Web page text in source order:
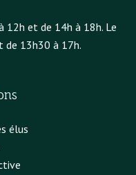
12h et de 14h à 18h. Le
de 13h30 à 17h.
élus